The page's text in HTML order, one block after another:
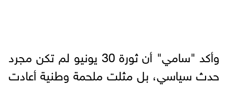
وأكد "سامي" أن ثورة 30 يونيو لم تكن مجرد
حدث سياسي، بل مثلت ملحمة وطنية أعادت